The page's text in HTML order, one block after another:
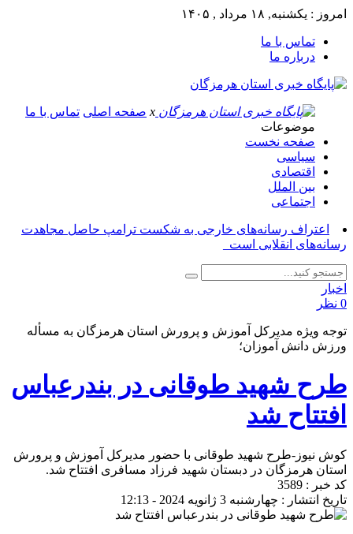
امروز : یکشنبه, ۱۸ مرداد , ۱۴۰۵
تماس با ما
درباره ما
x صفحه اصلی تماس با ما
موضوعات
صفحه نخست
سیاسی
اقتصادی
بین الملل
اجتماعی
اعتراف رسانه‌های خارجی به شکست ترامپ حاصل مجاهدت
رسانه‌های انقلابی است_
اخبار
0 نظر
توجه ویژه مدیرکل آموزش و پرورش استان هرمزگان به مسأله
ورزش دانش آموزان؛
طرح شهید طوقانی در بندرعباس
افتتاح شد
کوش نیوز-طرح شهید طوقانی با حضور مدیرکل آموزش و پرورش
استان هرمزگان در دبستان شهید فرزاد مسافری افتتاح شد.
کد خبر : 3589
تاریخ انتشار : چهارشنبه 3 ژانویه 2024 - 12:13